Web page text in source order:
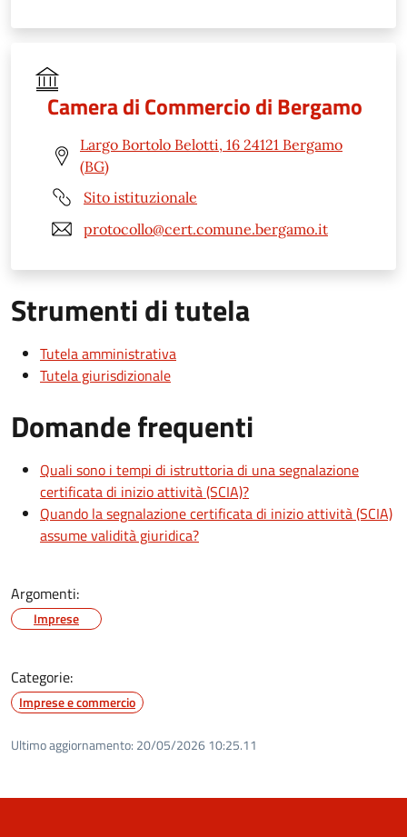
Camera di Commercio di Bergamo
Largo Bortolo Belotti, 16 24121 Bergamo
(BG)
Sito istituzionale
protocollo@cert.comune.bergamo.it
Strumenti di tutela
Tutela amministrativa
Tutela giurisdizionale
Domande frequenti
Quali sono i tempi di istruttoria di una segnalazione
certificata di inizio attività (SCIA)?
Quando la segnalazione certificata di inizio attività (SCIA)
assume validità giuridica?
Argomenti:
Imprese
Categorie:
Imprese e commercio
Ultimo aggiornamento: 20/05/2026 10:25.11